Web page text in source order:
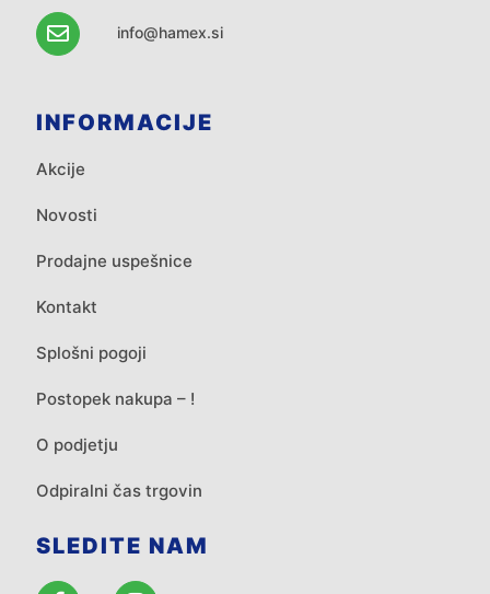
info@hamex.si
INFORMACIJE
Akcije
Novosti
Prodajne uspešnice
Kontakt
Splošni pogoji
Postopek nakupa – !
O podjetju
Odpiralni čas trgovin
SLEDITE NAM